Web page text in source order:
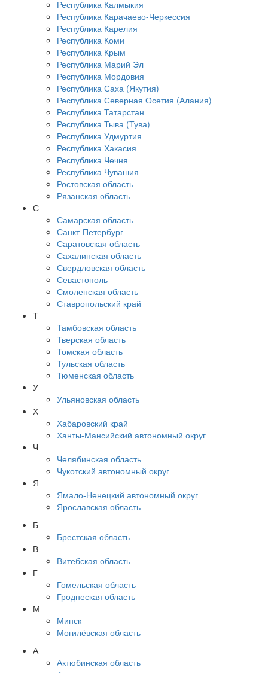
Республика Калмыкия
Республика Карачаево-Черкессия
Республика Карелия
Республика Коми
Республика Крым
Республика Марий Эл
Республика Мордовия
Республика Саха (Якутия)
Республика Северная Осетия (Алания)
Республика Татарстан
Республика Тыва (Тува)
Республика Удмуртия
Республика Хакасия
Республика Чечня
Республика Чувашия
Ростовская область
Рязанская область
С
Самарская область
Санкт-Петербург
Саратовская область
Сахалинская область
Свердловская область
Севастополь
Смоленская область
Ставропольский край
Т
Тамбовская область
Тверская область
Томская область
Тульская область
Тюменская область
У
Ульяновская область
Х
Хабаровский край
Ханты-Мансийский автономный округ
Ч
Челябинская область
Чукотский автономный округ
Я
Ямало-Ненецкий автономный округ
Ярославская область
Б
Брестская область
В
Витебская область
Г
Гомельская область
Гроднеская область
М
Минск
Могилёвская область
А
Актюбинская область